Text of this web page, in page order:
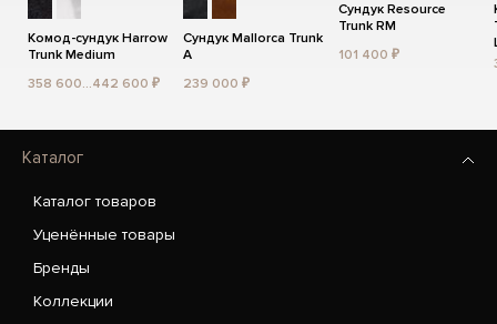
Комод-сундук Harrow
Trunk Medium
358 600...442 600 ₽
Сундук Mallorca Trunk
A
239 000 ₽
Сундук Resource
Trunk RM
101 400 ₽
Каталог
Каталог товаров
Уценённые товары
Бренды
Коллекции